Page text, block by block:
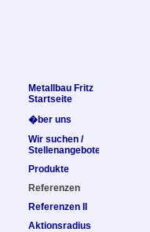
Metallbau Fritz
Startseite
�ber uns
Wir suchen /
Stellenangebote
Produkte
Referenzen
Referenzen II
Aktionsradius